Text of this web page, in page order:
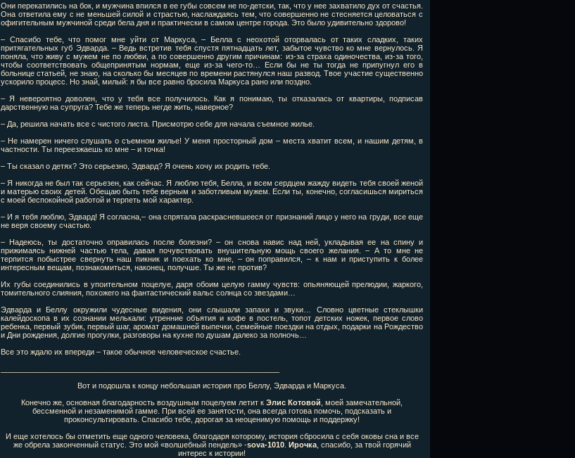
Они перекатились на бок, и мужчина впился в ее губы совсем не по-детски, так, что у нее захватило дух от счастья.
Она ответила ему с не меньшей силой и страстью, наслаждаясь тем, что совершенно не стесняется целоваться с
офигительным мужчиной среди бела дня и практически в самом центре города. Это было удивительно здорово!
– Спасибо тебе, что помог мне уйти от Маркуса, – Белла с неохотой оторвалась от таких сладких, таких
притягательных губ Эдварда. – Ведь встретив тебя спустя пятнадцать лет, забытое чувство ко мне вернулось. Я
поняла, что живу с мужем не по любви, а по совершенно другим причинам: из-за страха одиночества, из-за того,
чтобы соответствовать общепринятым нормам, еще из-за чего-то… Если бы не ты тогда не припугнул его в
больнице статьей, не знаю, на сколько бы месяцев по времени растянулся наш развод. Твое участие существенно
ускорило процесс. Но знай, милый: я бы все равно бросила Маркуса рано или поздно.
– Я невероятно доволен, что у тебя все получилось. Как я понимаю, ты отказалась от квартиры, подписав
дарственную на супруга? Тебе же теперь негде жить, наверное?
– Да, решила начать все с чистого листа. Присмотрю себе для начала съемное жилье.
– Не намерен ничего слушать о съемном жилье! У меня просторный дом – места хватит всем, и нашим детям, в
частности. Ты переезжаешь ко мне – и точка!
– Ты сказал о детях? Это серьезно, Эдвард? Я очень хочу их родить тебе.
– Я никогда не был так серьезен, как сейчас. Я люблю тебя, Белла, и всем сердцем жажду видеть тебя своей женой
и матерью своих детей. Обещаю быть тебе верным и заботливым мужем. Если ты, конечно, согласишься мириться
с моей беспокойной работой и терпеть мой характер.
– И я тебя люблю, Эдвард! Я согласна,– она спрятала раскрасневшееся от признаний лицо у него на груди, все еще
не веря своему счастью.
– Надеюсь, ты достаточно оправилась после болезни? – он снова навис над ней, укладывая ее на спину и
прижимаясь нижней частью тела, давая почувствовать внушительную мощь своего желания. – А то мне не
терпится побыстрее свернуть наш пикник и поехать ко мне, – он поправился, – к нам и приступить к более
интересным вещам, познакомиться, наконец, получше. Ты же не против?
Их губы соединились в упоительном поцелуе, даря обоим целую гамму чувств: опьяняющей прелюдии, жаркого,
томительного слияния, похожего на фантастический вальс солнца со звездами…
Эдварда и Беллу окружили чудесные видения, они слышали запахи и звуки… Словно цветные стеклышки
калейдоскопа в их сознании мелькали: утренние объятия и кофе в постель, топот детских ножек, первое слово
ребенка, первый зубик, первый шаг, аромат домашней выпечки, семейные поездки на отдых, подарки на Рождество
и Дни рождения, долгие прогулки, разговоры на кухне по душам далеко за полночь…
Все это ждало их впереди – такое обычное человеческое счастье.
Вот и подошла к концу небольшая история про Беллу, Эдварда и Маркуса.
Конечно же, основная благодарность воздушным поцелуем летит к Элис Котовой , моей замечательной,
бессменной и незаменимой гамме. При всей ее занятости, она всегда готова помочь, подсказать и
проконсультировать. Спасибо тебе, дорогая за неоценимую помощь и поддержку!
И еще хотелось бы отметить еще одного человека, благодаря которому, история сбросила с себя оковы сна и все
же обрела законченный статус. Это мой «волшебный пендель» -sova-1010. Ирочка, спасибо, за твой горячий
интерес к истории!